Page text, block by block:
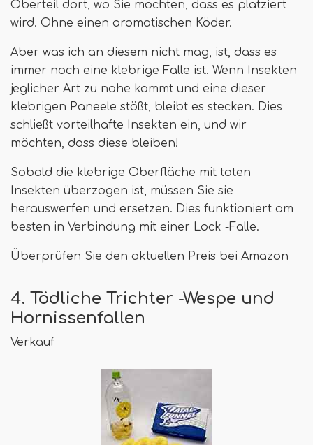
Oberteil dort, wo Sie möchten, dass es platziert
wird. Ohne einen aromatischen Köder.
Aber was ich an diesem nicht mag, ist, dass es
immer noch eine klebrige Falle ist. Wenn Insekten
jeglicher Art zu nahe kommt und eine dieser
klebrigen Paneele stößt, bleibt es stecken. Dies
schließt vorteilhafte Insekten ein, und wir
möchten, dass diese bleiben!
Sobald die klebrige Oberfläche mit toten
Insekten überzogen ist, müssen Sie sie
herauswerfen und ersetzen. Dies funktioniert am
besten in Verbindung mit einer Lock -Falle.
Überprüfen Sie den aktuellen Preis bei Amazon
4. Tödliche Trichter -Wespe und
Hornissenfallen
Verkauf